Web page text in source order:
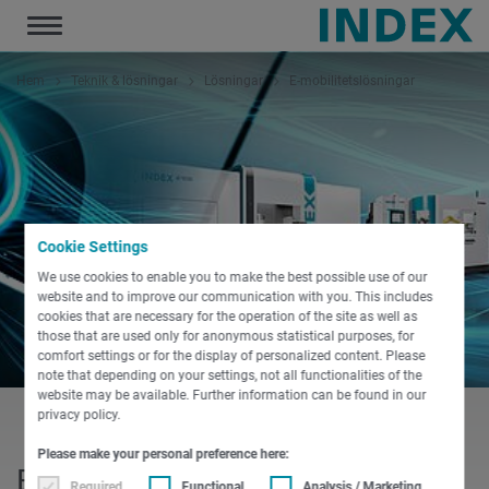
Cookie Settings
We use cookies to enable you to make the best possible use of our
website and to improve our communication with you. This includes
cookies that are necessary for the operation of the site as well as
those that are used only for anonymous statistical purposes, for
comfort settings or for the display of personalized content. Please
note that depending on your settings, not all functionalities of the
website may be available. Further information can be found in our
privacy policy.
Please make your personal preference here:
Toggle
navigation
Hem Teknik & lösningar Lösningar E-mobilitetslösningar
E-MOBILITETSLÖSNINGAR